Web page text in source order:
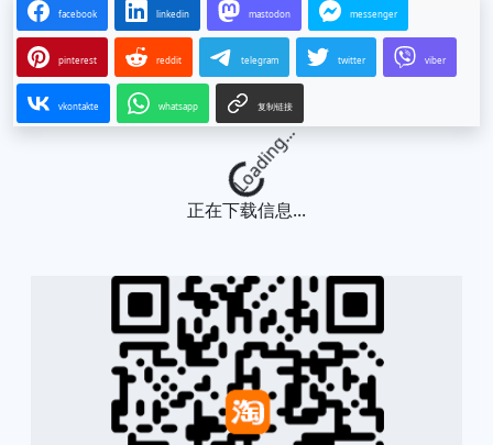
facebook linkedin mastodon messenger
pinterest reddit telegram twitter viber
vkontakte whatsapp 复制链接
Loading...
正在下载信息...